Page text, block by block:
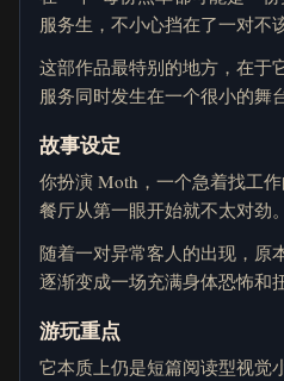
服务生，不小心挡在了一对不
这部作品最特别的地方，在于
服务同时发生在一个很小的舞
故事设定
你扮演 Moth，一个急着找工
餐厅从第一眼开始就不太对劲。
随着一对异常客人的出现，原
逐渐变成一场充满身体恐怖和
游玩重点
它本质上仍是短篇阅读型视觉